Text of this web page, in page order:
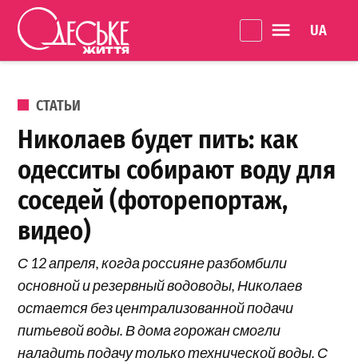
Перейти к содержанию
життя
ОПУБЛИКОВАНО В
СТАТЬИ
Николаев будет пить: как
одесситы собирают воду для
соседей (фоторепортаж,
видео)
С 12 апреля, когда россияне разбомбили
основной и резервный водоводы, Николаев
остается без централизованной подачи
питьевой воды. В дома горожан смогли
наладить подачу только технической воды. С